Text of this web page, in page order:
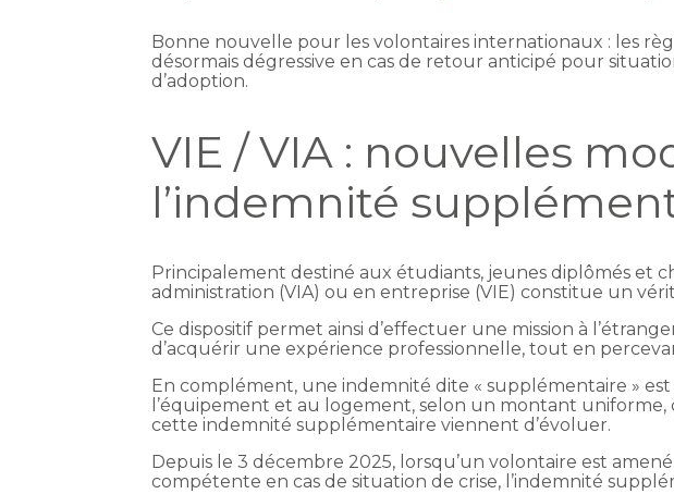
Bonne nouvelle pour les volontaires internationaux : les
désormais dégressive en cas de retour anticipé pour
d’adoption.
VIE / VIA : nouvelles
l’indemnité
Principalement destiné aux étudiants, jeunes diplômés et
administration (VIA) ou en entreprise (VIE) constitue un
Ce dispositif permet ainsi d’effectuer une mission à
d’acquérir une expérience professionnelle, tout en
En complément, une indemnité dite « supplémentaire » est
l’équipement et au logement, selon un montant
cette indemnité supplémentaire viennent d’évoluer.
Depuis le 3 décembre 2025, lorsqu’un volontaire est
compétente en cas de situation de crise, l’indemnité